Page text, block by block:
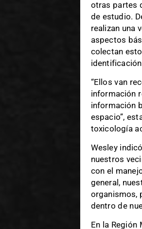
otras partes
de estudio.
realizan una
aspectos
colectan
“Ellos van
información
información
espacio”,
toxicología
Wesley
nuestros
con el
general,
organismos,
dentro de
En la